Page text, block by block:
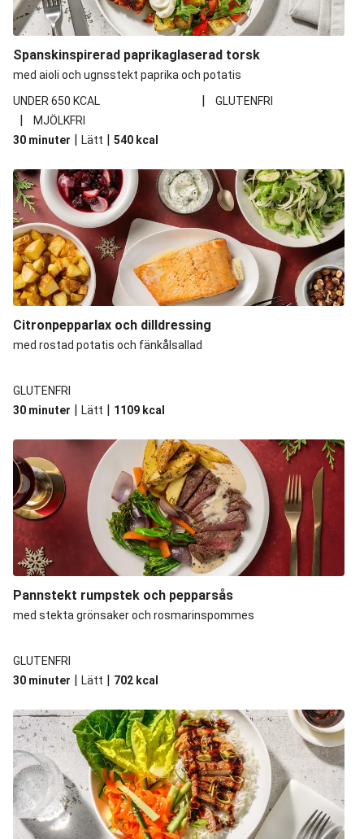
Spanskinspirerad paprikaglaserad torsk
med aioli och ugnsstekt paprika och potatis
UNDER 650 KCAL
| GLUTENFRI
|
MJÖLKFRI
30 minuter | Lätt | 540 kcal
Citronpepparlax och dilldressing
med rostad potatis och fänkålsallad
GLUTENFRI
30 minuter | Lätt | 1109 kcal
Pannstekt rumpstek och pepparsås
med stekta grönsaker och rosmarinspommes
GLUTENFRI
30 minuter | Lätt | 702 kcal